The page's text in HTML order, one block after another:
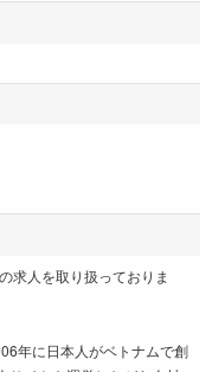
求人を取り扱っておりま
年に日本人がベトナムで創